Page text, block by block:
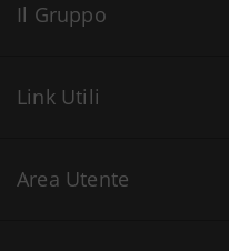
Il Gruppo
Link Utili
Area Utente